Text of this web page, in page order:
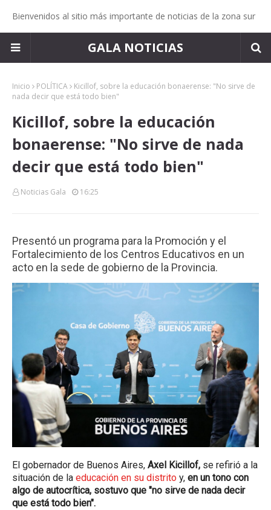
Bienvenidos al sitio más importante de noticias de la zona sur
GALA NOTICIAS
Inicio POLÍTICA
Kicillof, sobre la educación bonaerense: "No sirve de
nada decir que está todo bien"
Kicillof, sobre la educación
bonaerense: "No sirve de nada
decir que está todo bien"
Noticias Gala 16:25
Presentó un programa para la Promoción y el
Fortalecimiento de los Centros Educativos en un
acto en la sede de gobierno de la Provincia.
El gobernador de Buenos Aires, Axel Kicillof, se refirió a la
situación de la educación en su distrito y, en un tono con
algo de autocrítica, sostuvo que "no sirve de nada decir
que está todo bien".